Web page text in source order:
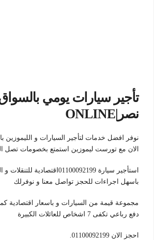
تأجير سيارات يومي
نصر|ONLINE
نوفر افضل خدمات لتأجير السيارات و الليموزين
الان مع تورست ليموزين استمتع بخصومات تصل الى 25
استأجير سيارة
باسهل اجراءات للحجز تواصل معنا و نوفرلك
مجموعة قيمة من السيارات و باسعار اقتصادية
دفع رباعي تكفى 7 اشخاص للعائلات الكبيرة
احجز الان 01100092199.